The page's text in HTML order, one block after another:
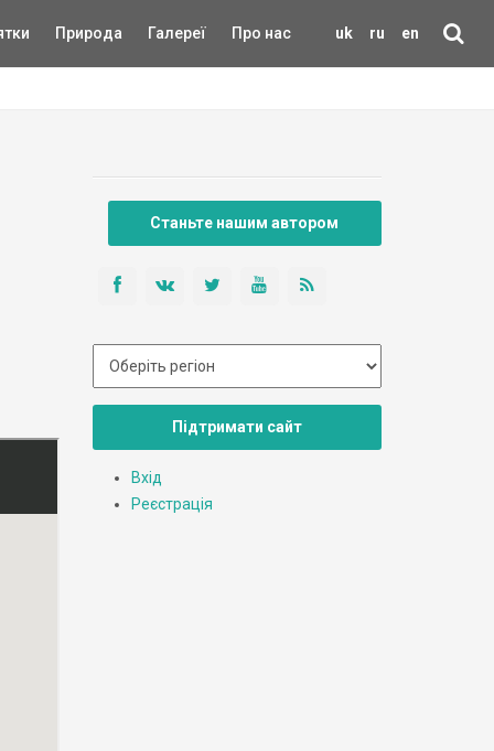
uk ru en
Природа Галереї Про нас
Станьте нашим автором
Підтримати сайт
Вхід
Реєстрація